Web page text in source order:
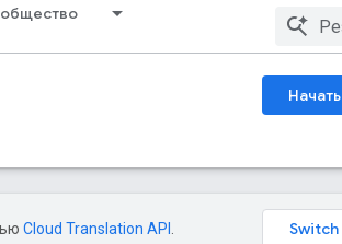
Начать
Cloud Translation API